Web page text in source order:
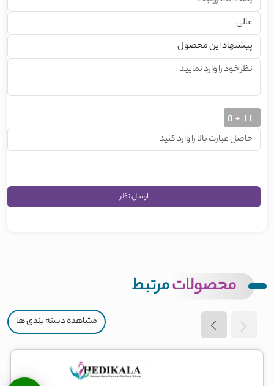
محصولاتمرتبط
مشاهده دسته بندی ها